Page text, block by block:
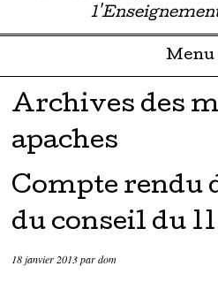
Menu
Passer directement au contenu
Archives des
apaches
Compte rendu
du conseil du
18 janvier 2013pardom